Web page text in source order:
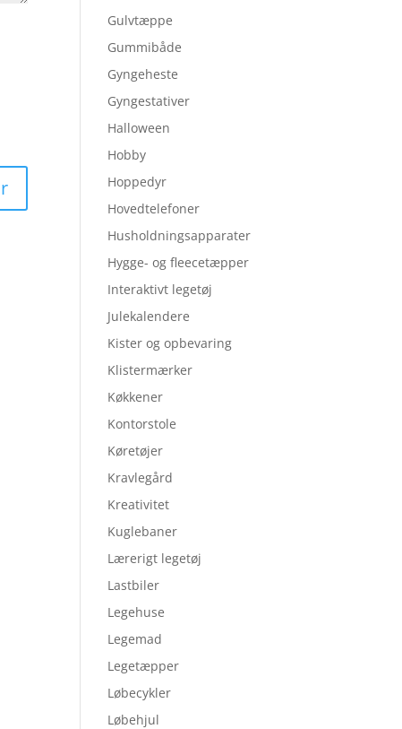
Gulvtæppe
Gummibåde
Gyngeheste
Gyngestativer
Halloween
Hobby
Hoppedyr
Hovedtelefoner
Husholdningsapparater
Hygge- og fleecetæpper
Interaktivt legetøj
Julekalendere
Kister og opbevaring
Klistermærker
Køkkener
Kontorstole
Køretøjer
Kravlegård
Kreativitet
Kuglebaner
Lærerigt legetøj
Lastbiler
Legehuse
Legemad
Legetæpper
Løbecykler
Løbehjul